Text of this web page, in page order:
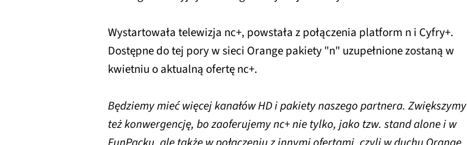
Wystartowała telewizja nc+, powstała z połączenia platform n i Cyfry+.
Dostępne do tej pory w sieci Orange pakiety "n" uzupełnione zostaną w
kwietniu o aktualną ofertę nc+.
Będziemy mieć więcej kanałów HD i pakiety naszego partnera. Zwiększymy
też konwergencję, bo zaoferujemy nc+ nie tylko, jako tzw. stand alone i w